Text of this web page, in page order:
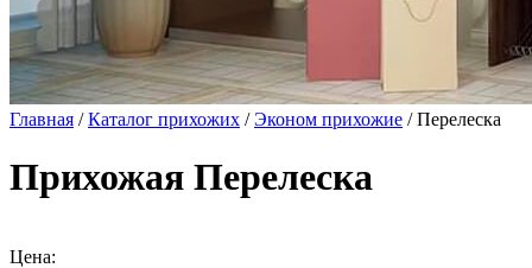
Главная /Каталог прихожих /Эконом прихожие / Перелеска
Прихожая Перелеска
Цена: